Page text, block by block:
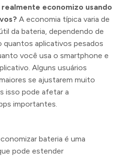
economizo usando
A economia típica varia de
da bateria, dependendo de
aplicativos pesados
você usa o smartphone e
Alguns usuários
se ajustarem muito
isso pode afetar a
importantes.
bateria é uma
pode estender